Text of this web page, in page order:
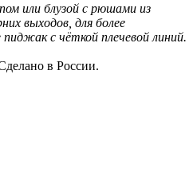
или блузой с рюшами из
выходов, для более
с чёткой плечевой линий.
в России.